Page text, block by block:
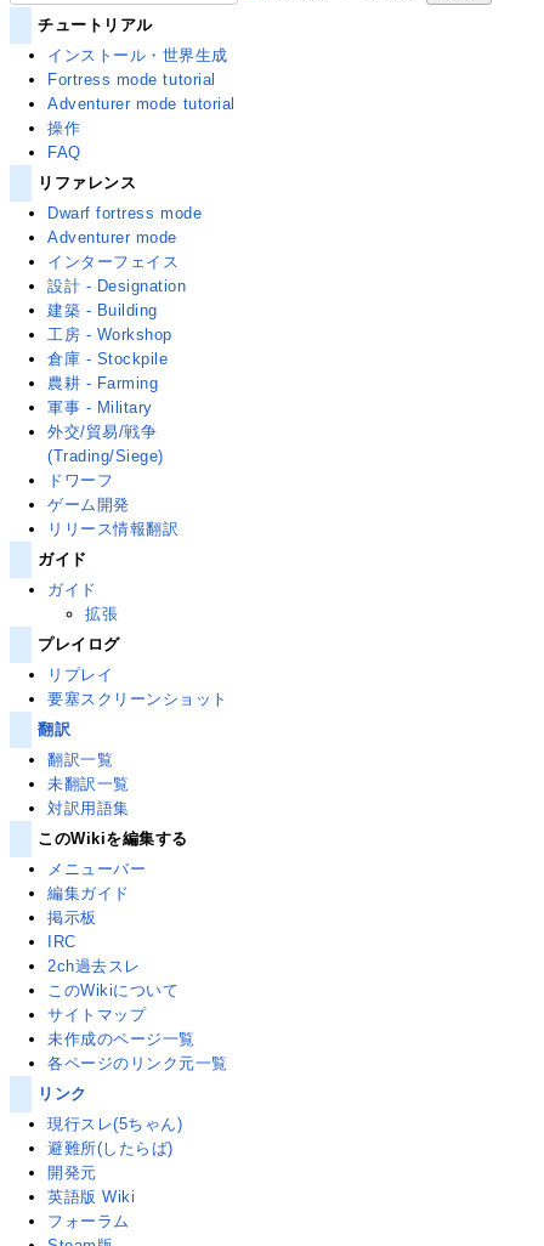
チュートリアル
インストール・世界生成
Fortress mode tutorial
Adventurer mode tutorial
操作
FAQ
リファレンス
Dwarf fortress mode
Adventurer mode
インターフェイス
設計 - Designation
建築 - Building
工房 - Workshop
倉庫 - Stockpile
農耕 - Farming
軍事 - Military
外交/貿易/戦争
(Trading/Siege)
ドワーフ
ゲーム開発
リリース情報翻訳
ガイド
ガイド
拡張
プレイログ
リプレイ
要塞スクリーンショット
翻訳
翻訳一覧
未翻訳一覧
対訳用語集
このWikiを編集する
メニューバー
編集ガイド
掲示板
IRC
2ch過去スレ
このWikiについて
サイトマップ
未作成のページ一覧
各ページのリンク元一覧
リンク
現行スレ(5ちゃん)
避難所(したらば)
開発元
英語版 Wiki
フォーラム